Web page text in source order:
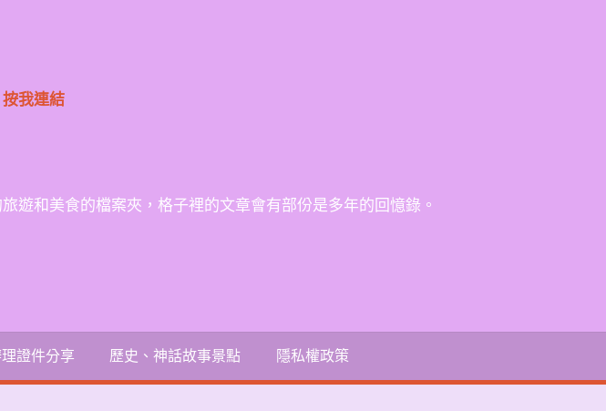
按我連結
和美食的檔案夾，格子裡的文章會有部份是多年的回憶錄。
證件分享 歷史、神話故事景點 隱私權政策